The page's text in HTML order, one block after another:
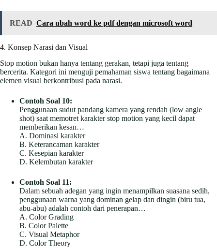
READ Cara ubah word ke pdf dengan microsoft word
4. Konsep Narasi dan Visual
Stop motion bukan hanya tentang gerakan, tetapi juga tentang
bercerita. Kategori ini menguji pemahaman siswa tentang bagaimana
elemen visual berkontribusi pada narasi.
Contoh Soal 10:
Penggunaan sudut pandang kamera yang rendah (low angle
shot) saat memotret karakter stop motion yang kecil dapat
memberikan kesan…
A. Dominasi karakter
B. Keterancaman karakter
C. Kesepian karakter
D. Kelembutan karakter
Contoh Soal 11:
Dalam sebuah adegan yang ingin menampilkan suasana sedih,
penggunaan warna yang dominan gelap dan dingin (biru tua,
abu-abu) adalah contoh dari penerapan…
A. Color Grading
B. Color Palette
C. Visual Metaphor
D. Color Theory